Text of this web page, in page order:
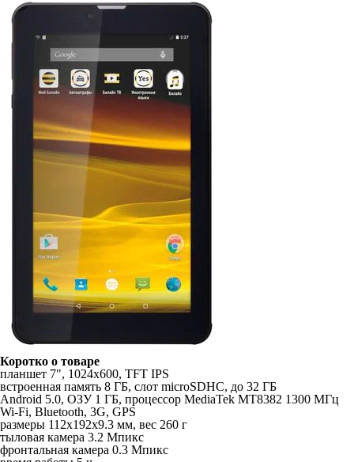
Коротко о товаре
планшет 7", 1024x600, TFT IPS
встроенная память 8 ГБ, слот microSDHC, до 32 ГБ
Android 5.0, ОЗУ 1 ГБ, процессор MediaTek MT8382 1300 МГц
Wi-Fi, Bluetooth, 3G, GPS
размеры 112x192x9.3 мм, вес 260 г
тыловая камера 3.2 Мпикс
фронтальная камера 0.3 Мпикс